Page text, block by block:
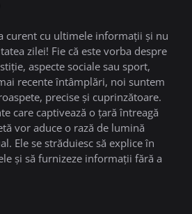
curent cu ultimele informații și nu
zilei! Fie că este vorba despre
aspecte sociale sau sport,
recente întâmplări, noi suntem
precise și cuprinzătoare.
care captivează o țară întreagă
vor aduce o rază de lumină
Ele se străduiesc să explice în
și să furnizeze informații fără a